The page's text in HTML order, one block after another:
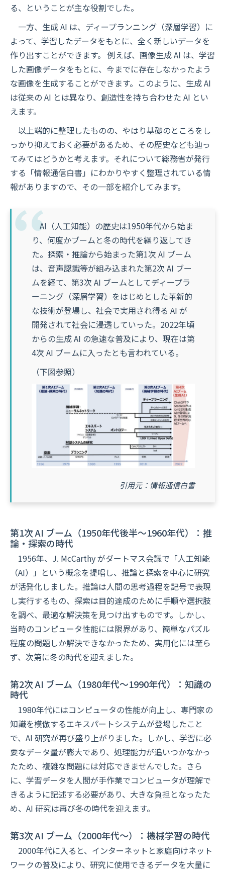
る、ということが主な役割でした。
一方、生成 AI は、ディープランニング（深層学習）に
よって、学習したデータをもとに、全く新しいデータを
作り出すことができます。 例えば、画像生成 AI は、学習
した画像データをもとに、今までに存在しなかったよう
な画像を生成することができます。このように、生成 AI
は従来の AI とは異なり、創造性を持ち合わせた AI とい
えます。
以上端的に整理したものの、やはり基礎のところをし
っかり抑えておく必要があるため、その歴史なども辿っ
てみてはどうかと考えます。それについて総務省が発行
する「情報通信白書」にわかりやすく整理されている情
報がありますので、その一部を紹介してみます。
AI（人工知能）の歴史は1950年代から始ま
り、何度かブームと冬の時代を繰り返してき
た。探索・推論から始まった第1次 AI ブーム
は、音声認識等が組み込まれた第2次 AI ブー
ムを経て、第3次 AI ブームとしてディープラ
ーニング（深層学習）をはじめとした革新的
な技術が登場し、社会で実用され得る AI が
開発されて社会に浸透していった。2022年頃
からの生成 AI の急速な普及により、現在は第
4次 AI ブームに入ったとも言われている。
（下図参照）
引用元：情報通信白書
第1次 AI ブーム（1950年代後半～1960年代）：推
論・探索の時代
1956年、J. McCarthy がダートマス会議で「人工知能
（AI）」という概念を提唱し、推論と探索を中心に研究
が活発化しました。推論は人間の思考過程を記号で表現
し実行するもの、探索は目的達成のために手順や選択肢
を調べ、最適な解決策を見つけ出すものです。しかし、
当時のコンピュータ性能には限界があり、簡単なパズル
程度の問題しか解決できなかったため、実用化には至ら
ず、次第に冬の時代を迎えました。
第2次 AI ブーム（1980年代～1990年代）：知識の
時代
1980年代にはコンピュータの性能が向上し、専門家の
知識を模倣するエキスパートシステムが登場したこと
で、AI 研究が再び盛り上がりました。しかし、学習に必
要なデータ量が膨大であり、処理能力が追いつかなかっ
たため、複雑な問題には対応できませんでした。さら
に、学習データを人間が手作業でコンピュータが理解で
きるように記述する必要があり、大きな負担となったた
め、AI 研究は再び冬の時代を迎えます。
第3次 AI ブーム（2000年代～）：機械学習の時代
2000年代に入ると、インターネットと家庭向けネット
ワークの普及により、研究に使用できるデータを大量に